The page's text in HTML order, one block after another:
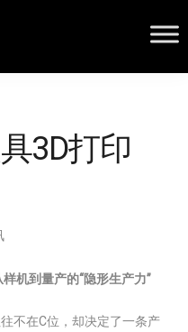
3D打印
样机到量产的“隐形生产力”
不在C位，却决定了一条产